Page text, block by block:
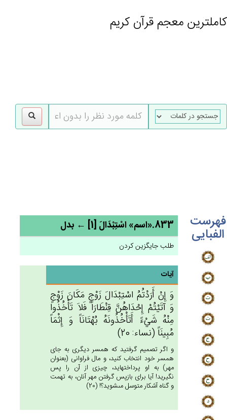
کاملترین معجم قرآن کریم
فهرست
الفبایی 833.«اسم» اسْتِبْدَال‌َ [1] ← بدل
طلب جایگزین کردن
آیات
وَ إِن‌ْ أَرَدْتُم‌ُ اسْتِبْدَال‌َ زَوْج‌ٍ مَكَان‌َ زَوْج‌ٍ
وَ آتَيْتُم‌ْ إِحْدَاهُن‌َّ قِنْطَارَاً فَلاَ تَأْخُذُوا
مِنْه‌ُ شَيْءً أَتَأْخُذُونَه‌ُ بُهْتَانَاً وَ إِثْمَاً
مُبِينَاً (نساء: 20)
و اگر تصميم گرفتيد كه همسر ديگرى به جاى
همسر خود انتخاب كنيد، و مال فراوانى (بعنوان
مهر) به او پرداخته‏ايد، چيزى از آن را پس
نگيريد! آيا براى بازپس گرفتن مهر آنان، به تهمت
و گناه آشكار متوسل مى‏شويد؟! (20)